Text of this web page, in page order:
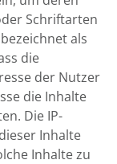
Schriftarten
als
die
der Nutzer
die Inhalte
Die IP-
Inhalte
Inhalte zu